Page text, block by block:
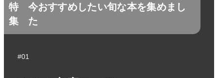
特
集
今おすすめしたい旬な本を集めまし
た
#01